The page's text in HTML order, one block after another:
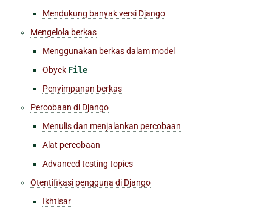
Mendukung banyak versi Django
Mengelola berkas
Menggunakan berkas dalam model
Obyek File
Penyimpanan berkas
Percobaan di Django
Menulis dan menjalankan percobaan
Alat percobaan
Advanced testing topics
Otentifikasi pengguna di Django
Ikhtisar